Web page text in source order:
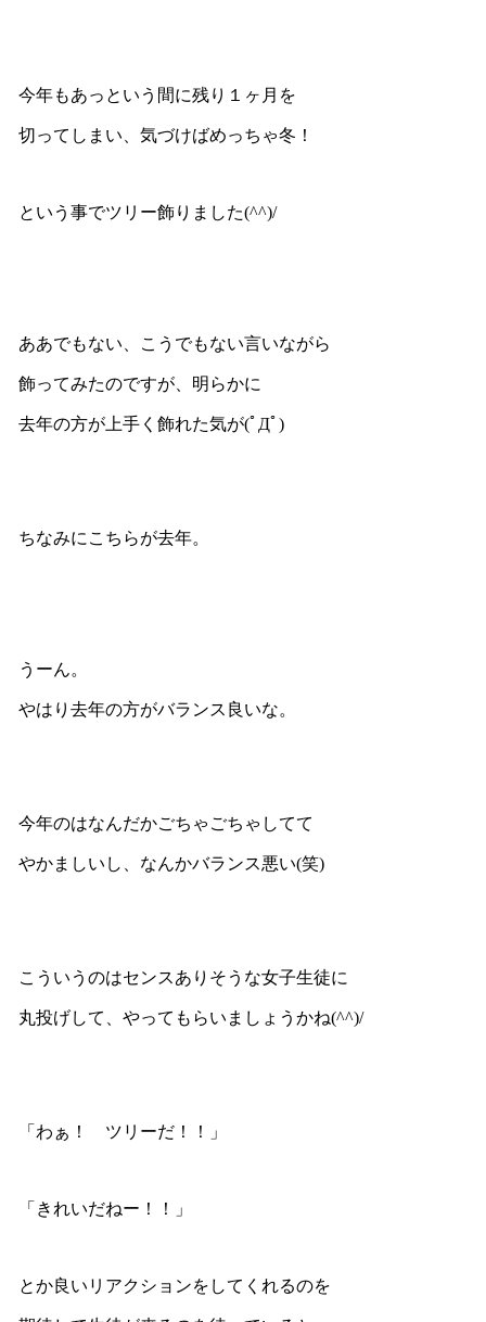
今年もあっという間に残り１ヶ月を
切ってしまい、気づけばめっちゃ冬！
という事でツリー飾りました(^^)/
ああでもない、こうでもない言いながら
飾ってみたのですが、明らかに
去年の方が上手く飾れた気が(ﾟДﾟ)
ちなみにこちらが去年。
うーん。
やはり去年の方がバランス良いな。
今年のはなんだかごちゃごちゃしてて
やかましいし、なんかバランス悪い(笑)
こういうのはセンスありそうな女子生徒に
丸投げして、やってもらいましょうかね(^^)/
「わぁ！ ツリーだ！！」
「きれいだねー！！」
とか良いリアクションをしてくれるのを